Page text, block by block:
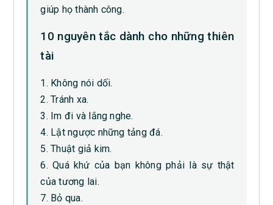
giúp họ thành công.
10 nguyên tắc dành cho những thiên
tài
1. Không nói dối.
2. Tránh xa.
3. Im đi và lắng nghe.
4. Lật ngược những tảng đá.
5. Thuật giả kim.
6. Quá khứ của bạn không phải là sự thật
của tương lai.
7. Bỏ qua.